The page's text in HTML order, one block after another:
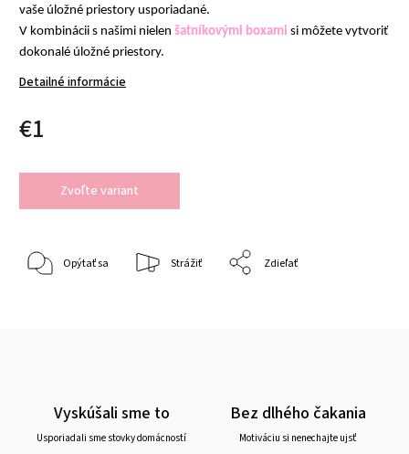
vaše úložné priestory usporiadané.
V kombinácii s našimi nielen šatníkovými boxami si môžete vytvoriť
dokonalé úložné priestory.
Detailné informácie
€1
Zvoľte variant
Opýtať sa Strážiť Zdieľať
Vyskúšali sme to
Usporiadali sme stovky domácností
Bez dlhého čakania
Motiváciu si nenechajte ujsť